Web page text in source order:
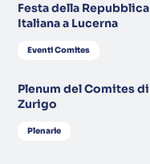
Festa della Repubblica
Italiana a Lucerna
Eventi Comites
Plenum del Comites di
Zurigo
Plenarie